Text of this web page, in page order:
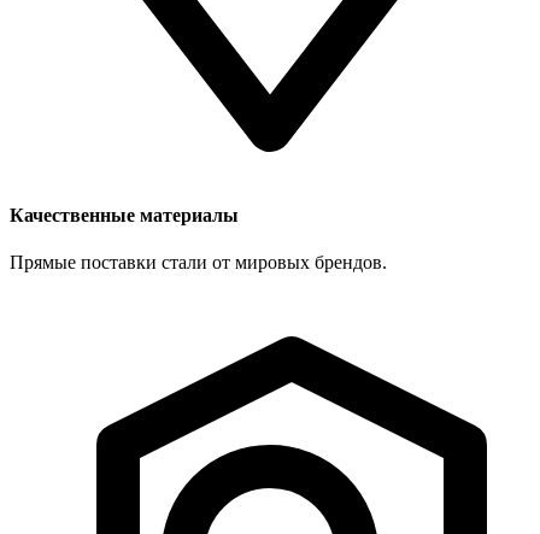
Качественные материалы
Прямые поставки стали от мировых брендов.